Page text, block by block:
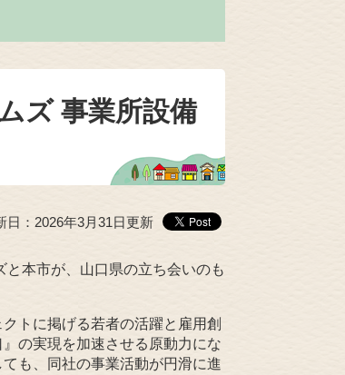
ズ 事業所設備
日：2026年3月31日更新
本市が、山口県の立ち会いのも
トに掲げる若者の活躍と雇用創
の実現を加速させる原動力にな
も、同社の事業活動が円滑に進